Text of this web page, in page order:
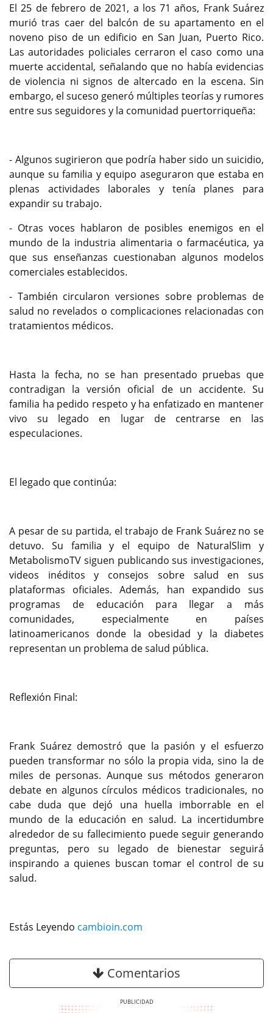
El 25 de febrero de 2021, a los 71 años, Frank Suárez
murió tras caer del balcón de su apartamento en el
noveno piso de un edificio en San Juan, Puerto Rico.
Las autoridades policiales cerraron el caso como una
muerte accidental, señalando que no había evidencias
de violencia ni signos de altercado en la escena. Sin
embargo, el suceso generó múltiples teorías y rumores
entre sus seguidores y la comunidad puertorriqueña:
- Algunos sugirieron que podría haber sido un suicidio,
aunque su familia y equipo aseguraron que estaba en
plenas actividades laborales y tenía planes para
expandir su trabajo.
- Otras voces hablaron de posibles enemigos en el
mundo de la industria alimentaria o farmacéutica, ya
que sus enseñanzas cuestionaban algunos modelos
comerciales establecidos.
- También circularon versiones sobre problemas de
salud no revelados o complicaciones relacionadas con
tratamientos médicos.
Hasta la fecha, no se han presentado pruebas que
contradigan la versión oficial de un accidente. Su
familia ha pedido respeto y ha enfatizado en mantener
vivo su legado en lugar de centrarse en las
especulaciones.
El legado que continúa:
A pesar de su partida, el trabajo de Frank Suárez no se
detuvo. Su familia y el equipo de NaturalSlim y
MetabolismoTV siguen publicando sus investigaciones,
videos inéditos y consejos sobre salud en sus
plataformas oficiales. Además, han expandido sus
programas de educación para llegar a más
comunidades, especialmente en países
latinoamericanos donde la obesidad y la diabetes
representan un problema de salud pública.
Reflexión Final:
Frank Suárez demostró que la pasión y el esfuerzo
pueden transformar no sólo la propia vida, sino la de
miles de personas. Aunque sus métodos generaron
debate en algunos círculos médicos tradicionales, no
cabe duda que dejó una huella imborrable en el
mundo de la educación en salud. La incertidumbre
alrededor de su fallecimiento puede seguir generando
preguntas, pero su legado de bienestar seguirá
inspirando a quienes buscan tomar el control de su
salud.
Estás Leyendo cambioin.com
Comentarios